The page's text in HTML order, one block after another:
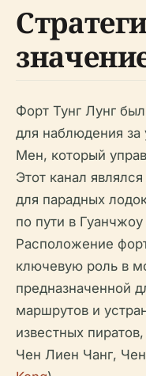
Форт Тунг Лунг
для наблюдения
Мен, который
Этот канал
для парадных
по пути в Гуанчжоу
Расположение
ключевую роль в
предназначенной
маршрутов и
известных
Чен Лиен Чанг,